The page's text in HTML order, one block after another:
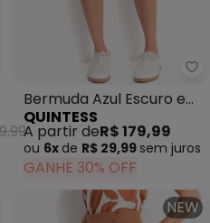
- Bermuda Azul Claro
Bermuda Azul Escuro em
Jeans
QUINTESS
A partir deR$ 179,99
ou 6x de R$ 29,99 sem juros
GANHE 30% OFF
NEW